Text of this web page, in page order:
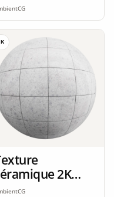
2K